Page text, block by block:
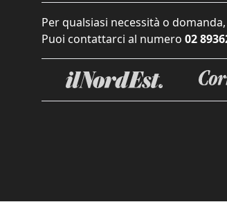
Per qualsiasi necessità o
Puoi contattarci al numero 02